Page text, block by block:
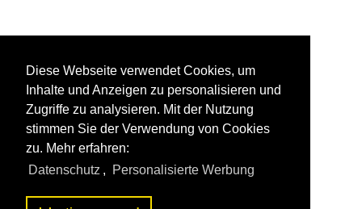
Diese Webseite verwendet Cookies, um
Inhalte und Anzeigen zu personalisieren und
Zugriffe zu analysieren. Mit der Nutzung
stimmen Sie der Verwendung von Cookies
zu. Mehr erfahren:
Datenschutz , Personalisierte Werbung